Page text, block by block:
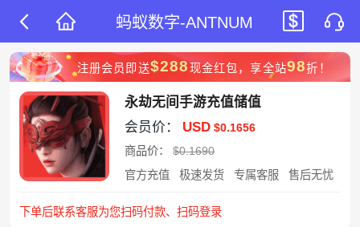
蚂蚁数字-ANTNUM
注册会员即送$288现金红包，享全站98折！
永劫无间手游充值储值
会员价：
USD $0.1656
商品价：$0.1690
官方充值
极速发货 专属客服 售后无忧
下单后联系客服为您扫码付款、扫码登录